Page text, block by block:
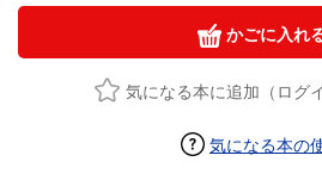
かごに入れ
気になる本に追加（ログ
気になる本の